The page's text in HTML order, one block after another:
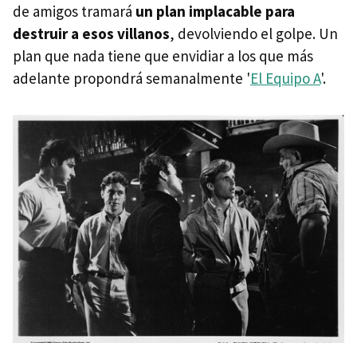
de amigos tramará un plan implacable para
destruir a esos villanos, devolviendo el golpe. Un
plan que nada tiene que envidiar a los que más
adelante propondrá semanalmente 'El Equipo A'.